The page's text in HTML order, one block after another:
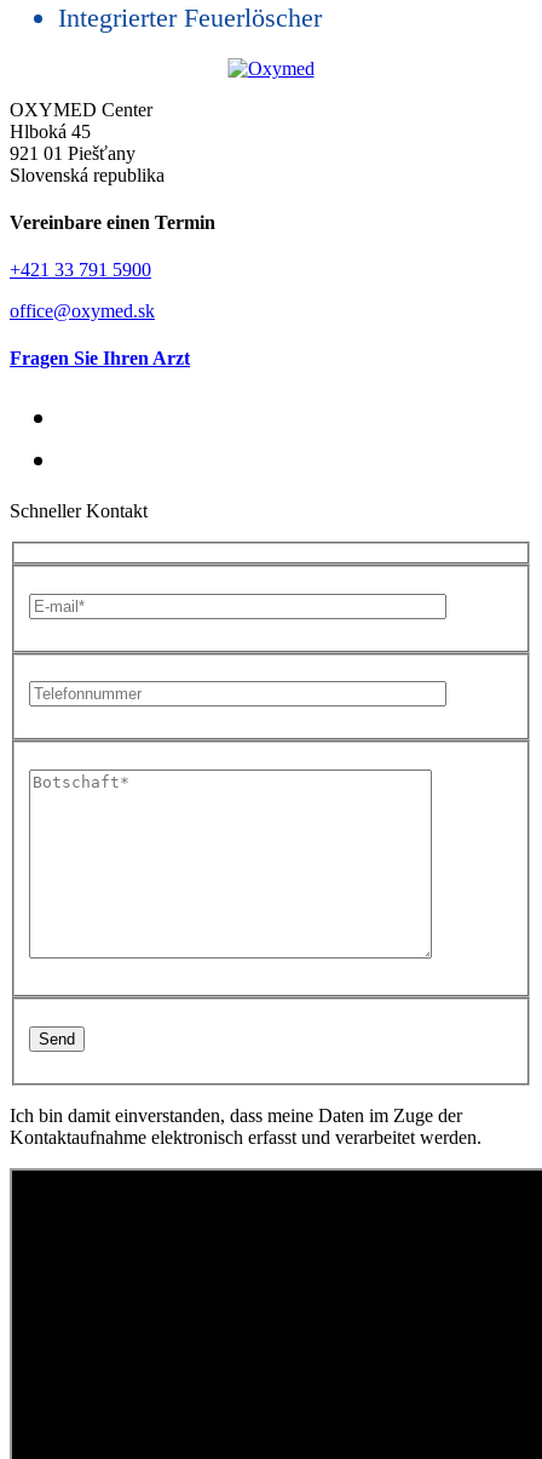
Integrierter Feuerlöscher
OXYMED Center
Hlboká 45
921 01 Piešťany
Slovenská republika
Vereinbare einen Termin
+421 33 791 5900
office@oxymed.sk
Fragen Sie Ihren Arzt
Schneller Kontakt
Ich bin damit einverstanden, dass meine Daten im Zuge der
Kontaktaufnahme elektronisch erfasst und verarbeitet werden.